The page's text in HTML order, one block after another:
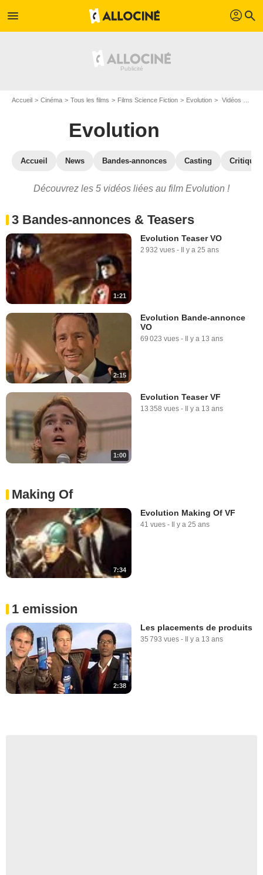
menu profil search
Accueil Cinéma Tous les films Films Science Fiction Evolution Vidéos du film Evolution
Evolution
Accueil News Bandes-annonces Casting
Découvrez les 5 vidéos liées au film Evolution !
3 Bandes-annonces & Teasers
1:21
Evolution Teaser VO
2 932 vues - Il y a 25 ans
2:15
Evolution Bande-annonce
VO
69 023 vues - Il y a 13 ans
1:00
Evolution Teaser VF
13 358 vues - Il y a 13 ans
Making Of
7:34
Evolution Making Of VF
41 vues - Il y a 25 ans
1 emission
2:38
Les placements de produits
35 793 vues - Il y a 13 ans